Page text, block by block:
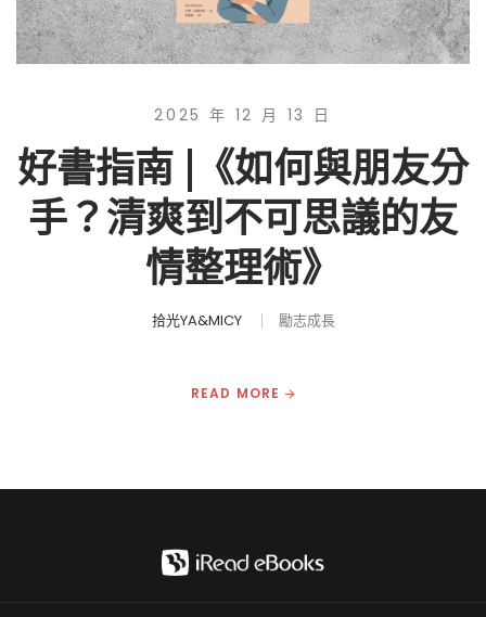
2025 年 12 月 13 日
好書指南 |《如何與朋友分
手？清爽到不可思議的友
情整理術》
拾光YA&MICY 勵志成長
READ MORE